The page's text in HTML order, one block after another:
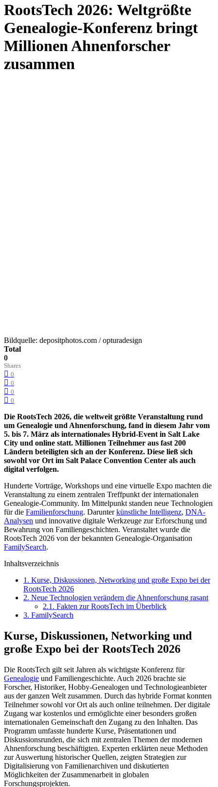
RootsTech 2026: Weltgrößte
Genealogie-Konferenz bringt
Millionen Ahnenforscher
zusammen
Bildquelle: depositphotos.com / opturadesign
Total
0
Shares
0
0
0
0
Die RootsTech 2026, die weltweit größte Veranstaltung rund
um Genealogie und Ahnenforschung, fand in diesem Jahr vom
5. bis 7. März als internationales Hybrid-Event in Salt Lake
City und online statt. Millionen Teilnehmer aus fast 200
Ländern beteiligten sich an der Konferenz. Diese ließ sich
sowohl vor Ort im Salt Palace Convention Center als auch
digital verfolgen.
Hunderte Vorträge, Workshops und eine virtuelle Expo machten die
Veranstaltung zu einem zentralen Treffpunkt der internationalen
Genealogie-Community. Im Mittelpunkt standen neue Technologien
für die Familienforschung. Darunterkünstliche Intelligenz, DNA-
Analysen und innovative digitale Werkzeuge zur Erforschung und
Bewahrung von Familiengeschichten. Veranstaltet wurde die
RootsTech 2026 von der bekannten Genealogie-Organisation
FamilySearch.
Inhaltsverzeichnis
1. Kurse, Diskussionen, Networking und große Expo bei der
RootsTech 2026
2. Neue Technologien verändern die Ahnenforschung rasant
2.1. Fakten zur RootsTech im Überblick
3. FamilySearch
Kurse, Diskussionen, Networking und
große Expo bei der RootsTech 2026
Die RootsTech gilt seit Jahren als wichtigste Konferenz für
Genealogie und Familiengeschichte. Auch 2026 brachte sie
Forscher, Historiker, Hobby-Genealogen und Technologieanbieter
aus der ganzen Welt zusammen. Durch das hybride Format konnten
Teilnehmer sowohl vor Ort als auch online teilnehmen. Der digitale
Zugang war kostenlos und ermöglichte einer besonders großen
internationalen Gemeinschaft den Zugang zu den Inhalten. Das
Programm umfasste hunderte Kurse, Präsentationen und
Diskussionsrunden, die sich mit zentralen Themen der modernen
Ahnenforschung beschäftigten. Experten erklärten neue Methoden
zur Auswertung historischer Quellen, zeigten Strategien zur
Digitalisierung von Familienarchiven und diskutierten
Möglichkeiten der Zusammenarbeit in globalen
Forschungsprojekten.